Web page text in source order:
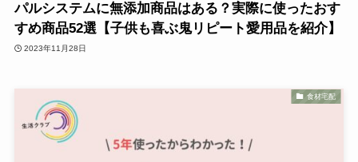
パルシステムに無添加商品はある？実際に使ったおす
すめ商品52選【子供も喜ぶ鬼リピート愛用品を紹介】
2023年11月28日
食材宅配